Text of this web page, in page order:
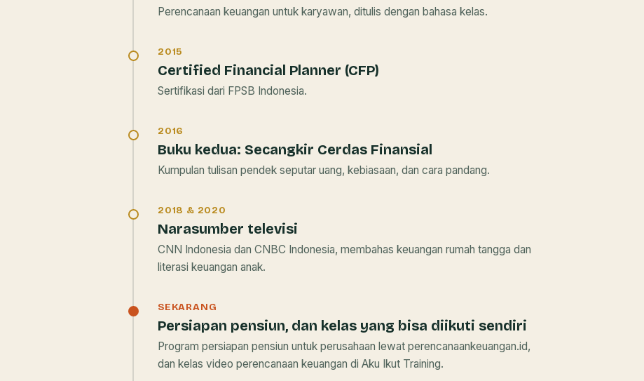
Perencanaan keuangan untuk karyawan, ditulis dengan bahasa kelas.
2015
Certified Financial Planner (CFP)
Sertifikasi dari FPSB Indonesia.
2016
Buku kedua: Secangkir Cerdas Finansial
Kumpulan tulisan pendek seputar uang, kebiasaan, dan cara pandang.
2018 & 2020
Narasumber televisi
CNN Indonesia dan CNBC Indonesia, membahas keuangan rumah tangga dan
literasi keuangan anak.
SEKARANG
Persiapan pensiun, dan kelas yang bisa diikuti sendiri
Program persiapan pensiun untuk perusahaan lewat perencanaankeuangan.id,
dan kelas video perencanaan keuangan di Aku Ikut Training.